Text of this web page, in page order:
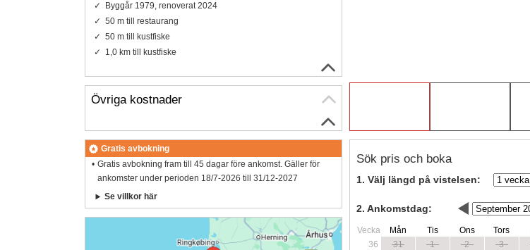
Sök pris och boka
1. Välj längd på vistelsen:
2. Ankomstdag:
Vecka Mån Tis Ons Tors
36
31 1 2 3
Byggår 1979, renoverat 2024
50 m till restaurang
50 m till kustfiske
1,0 km till kustfiske
Övriga kostnader
Gratis avbokning
Gratis avbokning fram till 45 dagar före ankomst. Gäller för
ankomster under perioden 18/7-2026 till 31/12-2027
Se villkor här